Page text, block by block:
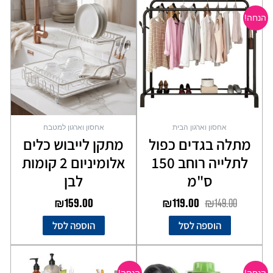
הנחה!
אחסון וארגון הבית
מתלה בגדים כפול
לתלייה רוחב 150
ס"מ
₪149.00
המקורי
היה:
₪149.00.
₪119.00
הנוכחי
הוא:
₪119.00.
הוספה לסל
אחסון וארגון למטבח
מתקן לייבוש כלים
אלומיניום 2 קומות
לבן
₪159.00
הוספה לסל
המקוריהנוכחי
המחיר
המקוריהנוכחי
זה